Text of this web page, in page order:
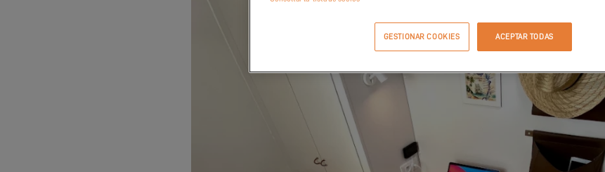
GESTIONAR COOKIES ACEPTAR TODAS